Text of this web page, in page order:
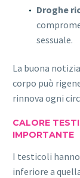
Droghe
sessuale.
La buona
corpo può
rinnova ogni
CALORE
IMPORTANTE
I testicoli
inferiore a